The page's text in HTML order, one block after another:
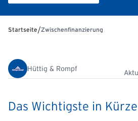
Startseite/Zwischenfinanzierung
Hüttig & Rompf
Das Wichtigste in Kürze